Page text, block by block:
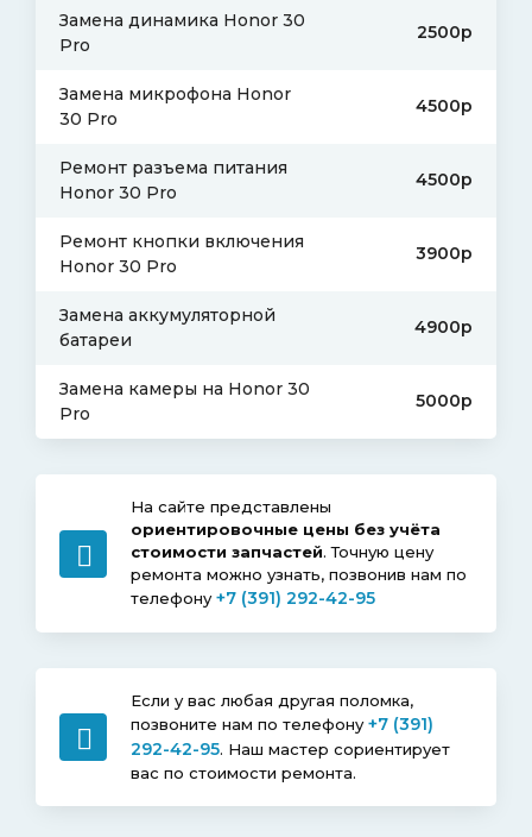
Замена динамика Honor 30
Pro
2500р
Замена микрофона Honor
30 Pro
4500р
Ремонт разъема питания
Honor 30 Pro
4500р
Ремонт кнопки включения
Honor 30 Pro
3900р
Замена аккумуляторной
батареи
4900р
Замена камеры на Honor 30
Pro
5000р
На сайте представлены
ориентировочные цены без учёта
стоимости запчастей. Точную цену
ремонта можно узнать, позвонив нам по
телефону+7 (391) 292-42-95
Если у вас любая другая поломка,
позвоните нам по телефону+7 (391)
292-42-95. Наш мастер сориентирует
вас по стоимости ремонта.